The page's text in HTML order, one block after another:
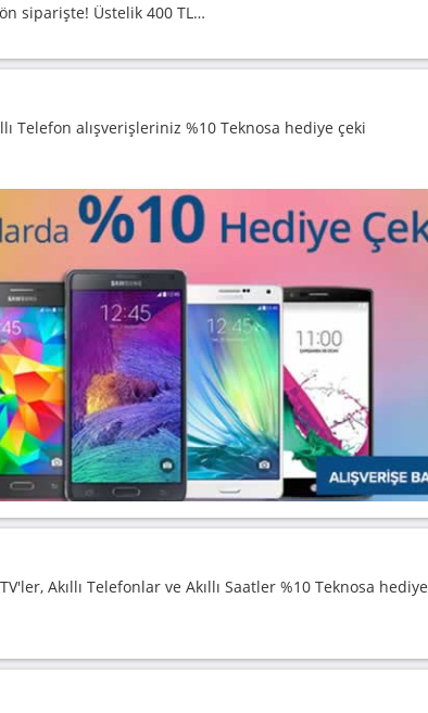
siparişte! Üstelik 400 TL…
Telefon alışverişleriniz %10 Teknosa hediye çeki
Akıllı Telefonlar ve Akıllı Saatler %10 Teknosa hediye